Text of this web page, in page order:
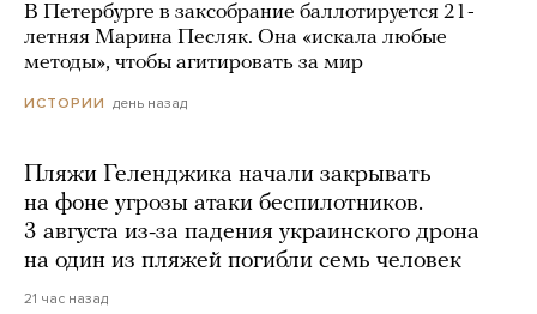
В Петербурге в заксобрание баллотируется 21-
летняя Марина Песляк. Она «искала любые
методы», чтобы агитировать за мир
ИСТОРИИ день назад
Пляжи Геленджика начали закрывать
на фоне угрозы атаки беспилотников.
3 августа из-за падения украинского дрона
на один из пляжей погибли семь человек
21 час назад